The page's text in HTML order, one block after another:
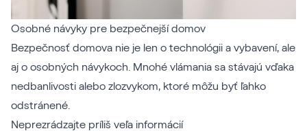
Osobné návyky pre bezpečnejší domov
Bezpečnosť domova nie je len o technológii a vybavení, ale
aj o osobných návykoch. Mnohé vlámania sa stávajú vďaka
nedbanlivosti alebo zlozvykom, ktoré môžu byť ľahko
odstránené.
Neprezrádzajte príliš veľa informácií